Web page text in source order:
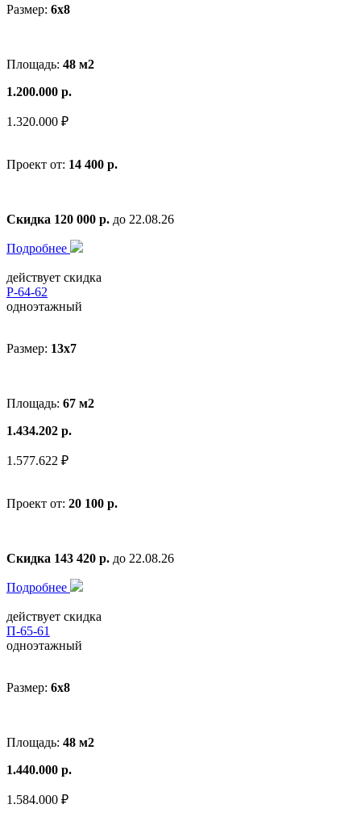
Размер: 6x8
Площадь: 48 м2
1.200.000 р.
1.320.000 ₽
Проект от: 14 400 р.
Скидка 120 000 р. до 22.08.26
Подробнее
действует скидка
Р-64-62
одноэтажный
Размер: 13х7
Площадь: 67 м2
1.434.202 р.
1.577.622 ₽
Проект от: 20 100 р.
Скидка 143 420 р. до 22.08.26
Подробнее
действует скидка
П-65-61
одноэтажный
Размер: 6x8
Площадь: 48 м2
1.440.000 р.
1.584.000 ₽